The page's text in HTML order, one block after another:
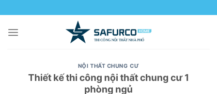
to
content
NỘI THẤT CHUNG CƯ
Thiết kế thi công nội thất chung cư 1
phòng ngủ